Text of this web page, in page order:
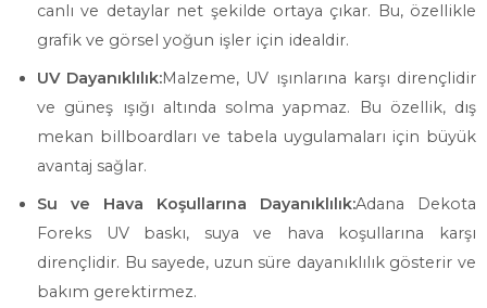
canlı ve detaylar net şekilde ortaya çıkar. Bu, özellikle
grafik ve görsel yoğun işler için idealdir.
UV Dayanıklılık:Malzeme, UV ışınlarına karşı dirençlidir
ve güneş ışığı altında solma yapmaz. Bu özellik, dış
mekan billboardları ve tabela uygulamaları için büyük
avantaj sağlar.
Su ve Hava Koşullarına Dayanıklılık:Adana Dekota
Foreks UV baskı, suya ve hava koşullarına karşı
dirençlidir. Bu sayede, uzun süre dayanıklılık gösterir ve
bakım gerektirmez.